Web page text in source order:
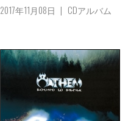
2017年11月08日 CDアルバム